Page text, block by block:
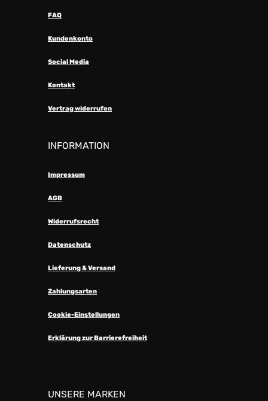
FAQ
Kundenkonto
Social Media
Kontakt
Vertrag widerrufen
INFORMATION
Impressum
AGB
Widerrufsrecht
Datenschutz
Lieferung & Versand
Zahlungsarten
Cookie-Einstellungen
Erklärung zur Barrierefreiheit
UNSERE MARKEN